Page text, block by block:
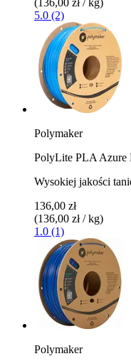
5.0 (2)
Polymaker
PolyLite PLA Azure
Wysokiej jakości
136,00 zł
(136,00 zł / kg)
1.0 (1)
Polymaker